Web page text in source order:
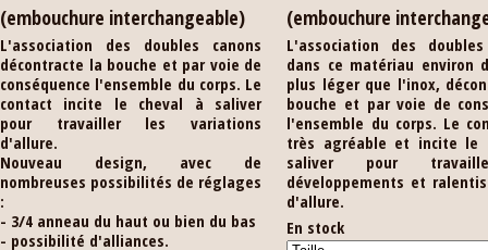
(embouchure interchangeable)
L'association des doubles canons
décontracte la bouche et par voie de
conséquence l'ensemble du corps. Le
contact incite le cheval à saliver
pour travailler les variations
d'allure.
Nouveau design, avec de
nombreuses possibilités de réglages
:
- 3/4 anneau du haut ou bien du bas
- possibilité d'alliances.
(embouchure
L'association des
dans ce matériau environ
plus léger que l'inox,
bouche et par voie de
l'ensemble du corps. Le
très agréable et incite le
saliver pour
développements et
d'allure.
En stock